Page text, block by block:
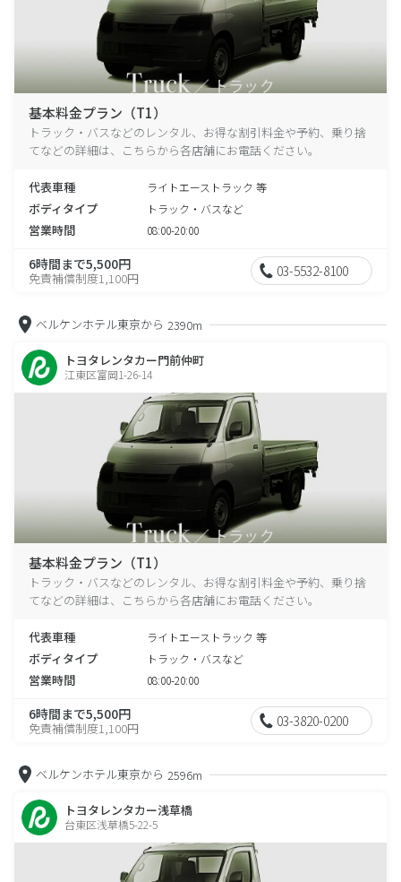
基本料金プラン（T1）
トラック・バスなどのレンタル、お得な割引料金や予約、乗り捨
てなどの詳細は、こちらから各店舗にお電話ください。
代表車種 ライトエーストラック 等
ボディタイプ トラック・バスなど
営業時間 08:00-20:00
6時間まで5,500円
免責補償制度1,100円 03-5532-8100
ベルケンホテル東京から 2390m
トヨタレンタカー門前仲町
江東区富岡1-26-14
基本料金プラン（T1）
トラック・バスなどのレンタル、お得な割引料金や予約、乗り捨
てなどの詳細は、こちらから各店舗にお電話ください。
代表車種 ライトエーストラック 等
ボディタイプ トラック・バスなど
営業時間 08:00-20:00
6時間まで5,500円
免責補償制度1,100円 03-3820-0200
ベルケンホテル東京から 2596m
トヨタレンタカー浅草橋
台東区浅草橋5-22-5